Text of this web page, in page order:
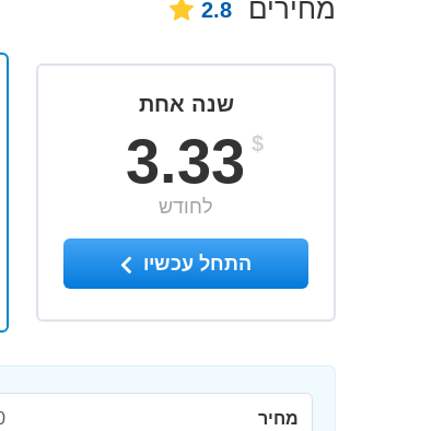
מחירים 2.8
שנה אחת
$
3.33
לחודש
התחל עכשיו
מחיר